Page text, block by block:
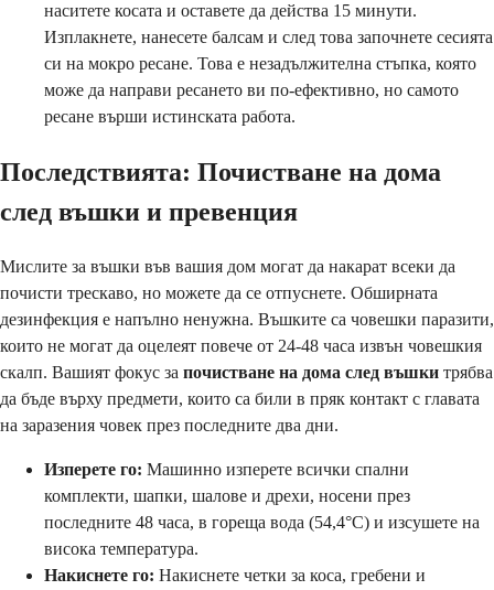
наситете косата и оставете да действа 15 минути.
Изплакнете, нанесете балсам и след това започнете сесията
си на мокро ресане. Това е незадължителна стъпка, която
може да направи ресането ви по-ефективно, но самото
ресане върши истинската работа.
Последствията: Почистване на дома
след въшки и превенция
Мислите за въшки във вашия дом могат да накарат всеки да
почисти трескаво, но можете да се отпуснете. Обширната
дезинфекция е напълно ненужна. Въшките са човешки паразити,
които не могат да оцелеят повече от 24-48 часа извън човешкия
скалп. Вашият фокус за почистване на дома след въшки трябва
да бъде върху предмети, които са били в пряк контакт с главата
на заразения човек през последните два дни.
Изперете го: Машинно изперете всички спални
комплекти, шапки, шалове и дрехи, носени през
последните 48 часа, в гореща вода (54,4°C) и изсушете на
висока температура.
Накиснете го: Накиснете четки за коса, гребени и